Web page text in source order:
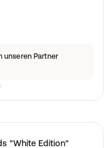
reinigt deine Haut gründlich
unseren Partner
"White Edition"